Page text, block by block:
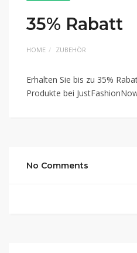
35% Rabatt
HOME ZUBEHÖR
Erhalten Sie bis zu 35%
Produkte bei
No Comments